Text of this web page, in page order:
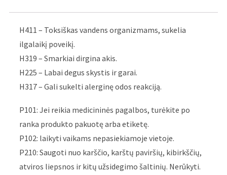
H411 – Toksiškas vandens organizmams, sukelia
ilgalaikį poveikį.
H319 – Smarkiai dirgina akis.
H225 – Labai degus skystis ir garai.
H317 – Gali sukelti alerginę odos reakciją.
P101: Jei reikia medicininės pagalbos, turėkite po
ranka produkto pakuotę arba etiketę.
P102: laikyti vaikams nepasiekiamoje vietoje.
P210: Saugoti nuo karščio, karštų paviršių, kibirkščių,
atviros liepsnos ir kitų užsidegimo šaltinių. Nerūkyti.